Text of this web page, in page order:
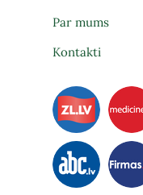
Par mums
Kontakti